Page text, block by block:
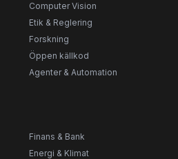
Computer Vision
Etik & Reglering
Forskning
Öppen källkod
Agenter & Automation
Finans & Bank
Energi & Klimat